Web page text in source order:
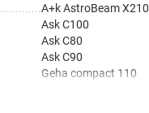
A+k AstroBeam X210
Ask C100
Ask C80
Ask C90
Geha compact 110